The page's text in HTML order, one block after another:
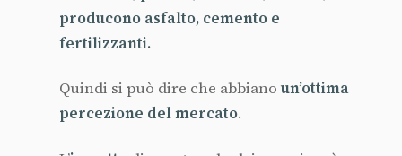
producono asfalto, cemento e
fertilizzanti.
Quindi si può dire che abbiano un’ottima
percezione del mercato.